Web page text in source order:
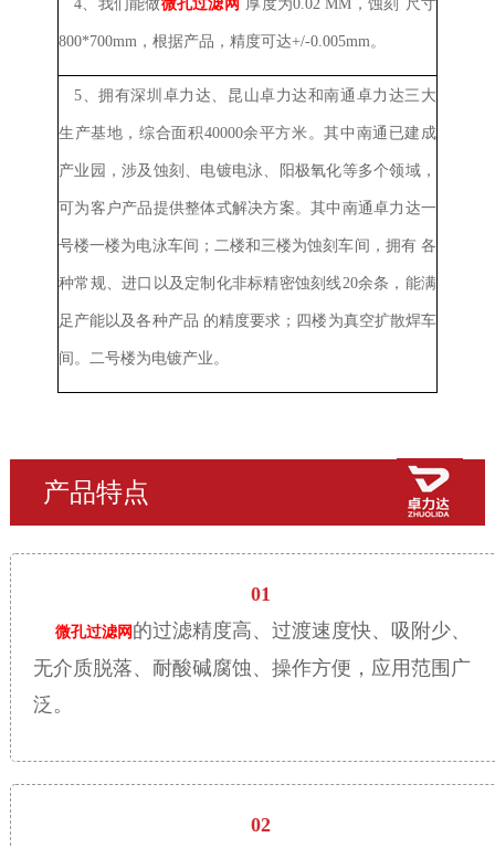
4、 我们能做微孔过滤网 厚度为0.02 MM， 蚀刻 尺寸
800*700mm，根据产品，精度可达+/-0.005mm。
5、拥有深圳卓力达、昆山卓力达和南通卓力达三大
生产基地，综合面积40000余平方米。其中南通已建成
产业园，涉及蚀刻、电镀电泳、阳极氧化等多个领域，
可为客户产品提供整体式解决方案。其中南通卓力达一
号楼一楼为电泳车间；二楼和三楼为蚀刻车间，拥有 各
种常规、进口以及定制化非标精密蚀刻线20余条，能满
足产能以及各种产品 的精度要求；四楼为真空扩散焊车
间。二号楼为电镀产业。
产品特点
01
微孔过滤网 的过滤精度高、过渡速度快、吸附少、
无介质脱落、耐酸碱腐蚀、操作方便，应用范围广
泛。
02